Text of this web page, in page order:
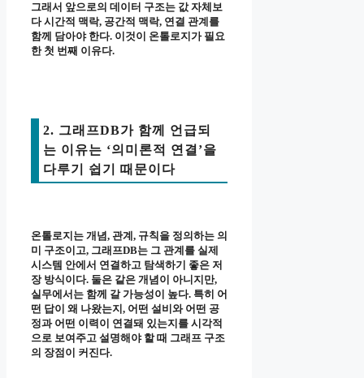
그래서 앞으로의 데이터 구조는 값 자체보
다 시간적 맥락, 공간적 맥락, 연결 관계를
함께 담아야 한다. 이것이 온톨로지가 필요
한 첫 번째 이유다.
2. 그래프DB가 함께 언급되
는 이유는 ‘의미론적 연결’을
다루기 쉽기 때문이다
온톨로지는 개념, 관계, 규칙을 정의하는 의
미 구조이고, 그래프DB는 그 관계를 실제
시스템 안에서 연결하고 탐색하기 좋은 저
장 방식이다. 둘은 같은 개념이 아니지만,
실무에서는 함께 갈 가능성이 높다. 특히 어
떤 답이 왜 나왔는지, 어떤 설비와 어떤 공
정과 어떤 이력이 연결돼 있는지를 시각적
으로 보여주고 설명해야 할 때 그래프 구조
의 장점이 커진다.